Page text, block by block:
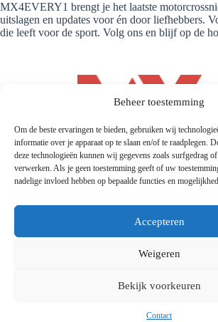
Beheer toestemming
Om de beste ervaringen te bieden, gebruiken wij
informatie over je apparaat op te slaan en/of te raadplegen.
deze technologieën kunnen wij gegevens zoals surfgedrag
verwerken. Als je geen toestemming geeft of uw
nadelige invloed hebben op bepaalde functies en
Accepteren
Weigeren
Bekijk voorkeuren
Contact
MX4EVERY1 brengt je het laatste
uitslagen en updates voor én door liefhebbers.
die leeft voor de sport. Volg ons en blijf op de
| Designed and